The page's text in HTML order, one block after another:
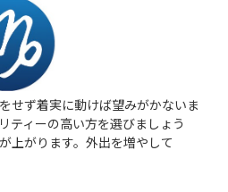
せず着実に動けば望みがかないま
ティーの高い方を選びましょう
上がります。外出を増やして